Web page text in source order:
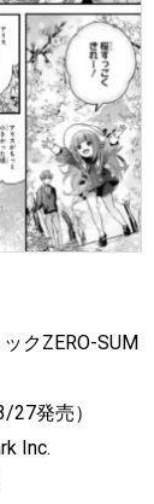
クZERO-SUM
27発売）
Inc.